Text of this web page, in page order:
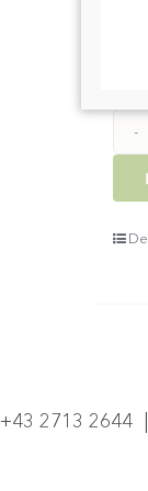
+43 2713 2644